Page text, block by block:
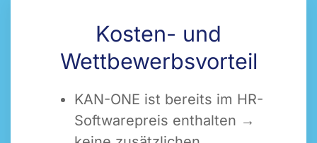
Kosten- und
Wettbewerbsvorteil
KAN-ONE ist bereits im HR-
Softwarepreis enthalten →